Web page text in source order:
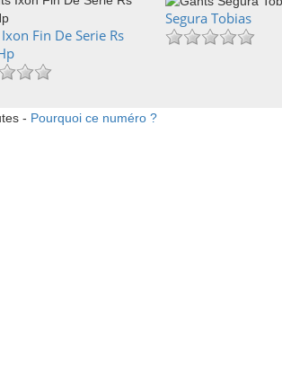
Fin De Serie Rs
Segura Tobias
- Pourquoi ce numéro ?